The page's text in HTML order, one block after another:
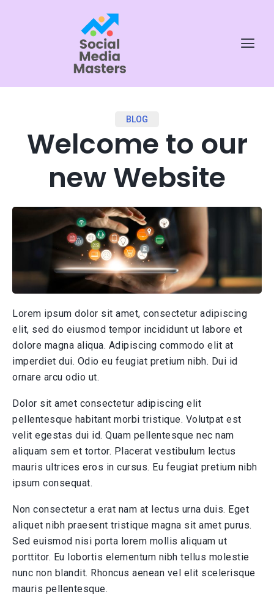
BLOG
Welcome to our
new Website
Lorem ipsum dolor sit amet, consectetur adipiscing
elit, sed do eiusmod tempor incididunt ut labore et
dolore magna aliqua. Adipiscing commodo elit at
imperdiet dui. Odio eu feugiat pretium nibh. Dui id
ornare arcu odio ut.
Dolor sit amet consectetur adipiscing elit
pellentesque habitant morbi tristique. Volutpat est
velit egestas dui id. Quam pellentesque nec nam
aliquam sem et tortor. Placerat vestibulum lectus
mauris ultrices eros in cursus. Eu feugiat pretium nibh
ipsum consequat.
Non consectetur a erat nam at lectus urna duis. Eget
aliquet nibh praesent tristique magna sit amet purus.
Sed euismod nisi porta lorem mollis aliquam ut
porttitor. Eu lobortis elementum nibh tellus molestie
nunc non blandit. Rhoncus aenean vel elit scelerisque
mauris pellentesque.